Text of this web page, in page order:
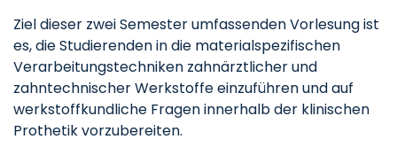
Ziel dieser zwei Semester umfassenden Vorlesung ist
es, die Studierenden in die materialspezifischen
Verarbeitungstechniken zahnärztlicher und
zahntechnischer Werkstoffe einzuführen und auf
werkstoffkundliche Fragen innerhalb der klinischen
Prothetik vorzubereiten.